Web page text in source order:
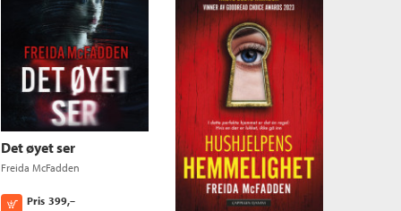
Det øyet ser
Freida McFadden
Pris 399,–
Kjøp